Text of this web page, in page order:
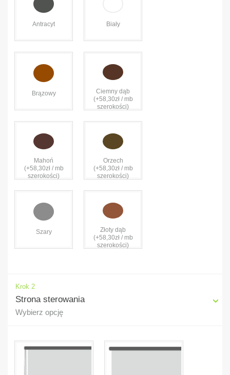
Antracyt Biały
Brązowy
Ciemny dąb
(+58,30zł / mb
szerokości)
Mahoń
(+58,30zł / mb
szerokości)
Orzech
(+58,30zł / mb
szerokości)
Szary
Złoty dąb
(+58,30zł / mb
szerokości)
Krok 2
Strona sterowania
Wybierz opcję